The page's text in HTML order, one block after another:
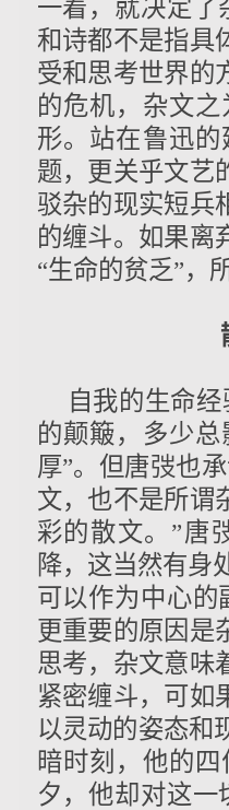
一着，就决定了
和诗都不是指具
受和思考世界的
的危机，杂文
形。站在鲁迅
题，更关乎文艺
驳杂的现实短兵
的缠斗。如果离
“生命的贫乏”，
自我的生命
的颠簸，多少
厚”。但唐弢也
文，也不是所谓
彩的散文。”唐
降，这当然有身
可以作为中心的
更重要的原因是
思考，杂文意味
紧密缠斗，可如
以灵动的姿态和
暗时刻，他的
夕，他却对这一